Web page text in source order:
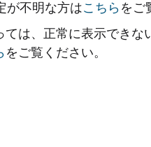
が不明な方はこちら をご
は、正常に表示できな
をご覧ください。